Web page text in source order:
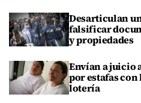
Desarticulan
falsificar
y propiedades
Envían a juicio
por estafas
lotería